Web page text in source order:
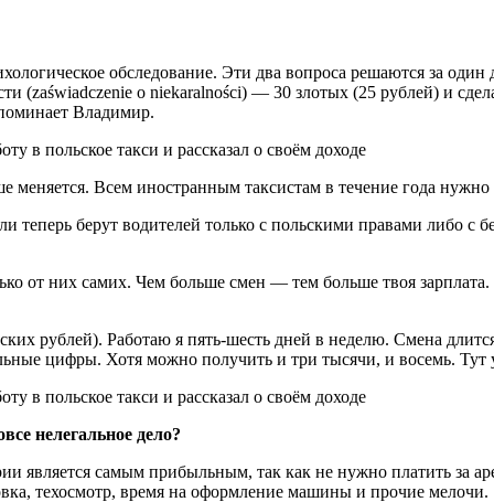
обследование. Эти два вопроса решаются за
(zaświadczenie o niekaralności) — 30 злотых (25 рублей) и
Владимир.
меняется. Всем иностранным таксистам в течение года
берут водителей только с польскими правами либо с
от них самих. Чем больше смен — тем больше твоя
рублей). Работаю я пять-шесть дней в неделю. Смена
цифры. Хотя можно получить и три тысячи, и восемь. Тут
нелегальное дело?
является самым прибыльным, так как не нужно платить за
техосмотр, время на оформление машины и прочие мелочи.